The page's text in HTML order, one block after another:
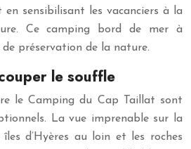
sensibilisant les vacanciers à la
Ce camping bord de mer à
préservation de la nature.
le souffle
le Camping du Cap Taillat sont
La vue imprenable sur la
d’Hyères au loin et les roches